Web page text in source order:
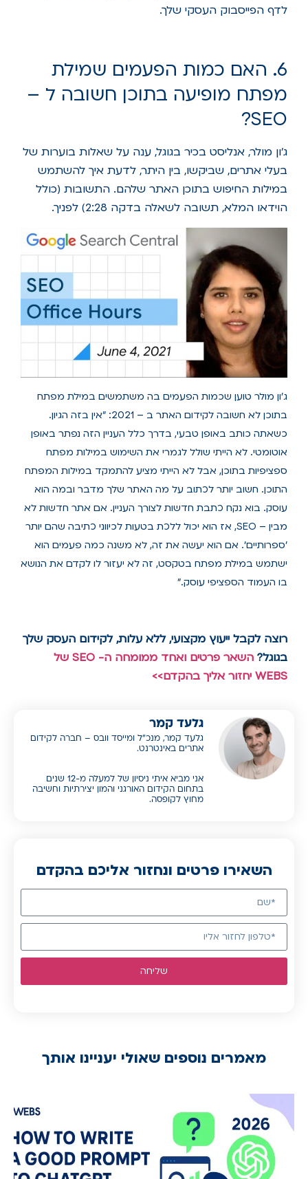
לדף הפייסבוק העסקי שלך.
6. האם כמות הפעמים שמילת
מפתח מופיעה בתוכן חשובה ל –
SEO?
ג'ון מולר, אנליסט בכיר בגוגל, ענה על שאלות בוערות של
בעלי אתרים, שביקשו, בין היתר, לדעת איך להשתמש
במילות החיפוש בתוכן האתר שלהם. התשובות (כולל
הוידאו המלא, תשובה לשאלה בדקה 2:28) לפניך.
ג'ון מולר טוען שכמות הפעמים בה משתמשים במילת מפתח
בתוכן לא חשובה לקידום האתר ב – 2021: "אין בזה הגיון.
כשאתה כותב באופן טבעי, בדרך כלל העניין הזה נפתר באופן
אוטומטי. לא הייתי שולל לגמרי את השימוש במילות מפתח
ספציפיות בתוכן, אבל לא הייתי מציע להתמקד במילות המפתח
התוכן. חשוב יותר לכתוב על מה האתר שלך מדבר ובמה הוא
עוסק. בוא נקח כתבת חדשות לצורך העניין. אם אתר חדשות לא
מבין – SEO, אז הוא יכול ללכת בטעות לכיווני כתיבה שהם יותר
'ספרותיים'. אם הוא יעשה את זה, לא משנה כמה פעמים הוא
ישתמש במילת מפתח בטקסט, זה לא יעזור לו לקדם את הנושא
בו העמוד הספציפי עוסק."
רוצה לקבל ייעוץ מקצועי, ללא עלות, לקידום העסק שלך
בגוגל?
השאר פרטים ואחד ממומחה ה- SEO של
WEBS יחזור אליך בהקדם>>
גלעד קמר
גלעד קמר, מנכ”ל ומייסד וובס – חברה לקידום
אתרים באינטרנט.
אני מביא איתי ניסיון של למעלה מ-12 שנים
בתחום הקידום האורגני והמון יצירתיות וחשיבה
מחוץ לקופסה.
השאירו פרטים ונחזור אליכם בהקדם
שליחה
מאמרים נוספים שאולי יעניינו אותך